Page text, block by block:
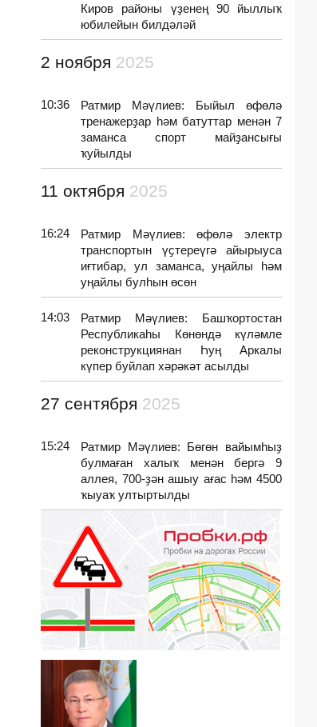
Киров районы үҙенең 90 йыллыҡ
юбилейын билдәләй
2 ноября 2025
10:36
Ратмир Мәүлиев: Быйыл өфөлә
тренажерҙар һәм батуттар менән 7
заманса спорт майҙансығы
ҡуйылды
11 октября 2025
16:24
Ратмир Мәүлиев: өфөлә электр
транспортын үҫтереүгә айырыуса
иғтибар, ул заманса, уңайлы һәм
уңайлы булһын өсөн
14:03
Ратмир Мәүлиев: Башҡортостан
Республикаһы Көнөндә күләмле
реконструкциянан Һуң Аркалы
күпер буйлап хәрәкәт асылды
27 сентября 2025
15:24
Ратмир Мәүлиев: Бөгөн вайымһыҙ
булмаған халыҡ менән бергә 9
аллея, 700-ҙән ашыу ағас һәм 4500
ҡыуаҡ ултыртылды